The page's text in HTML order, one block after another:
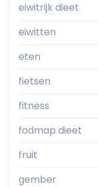
eiwitrijk dieet
eiwitten
eten
fietsen
fitness
fodmap dieet
fruit
gember